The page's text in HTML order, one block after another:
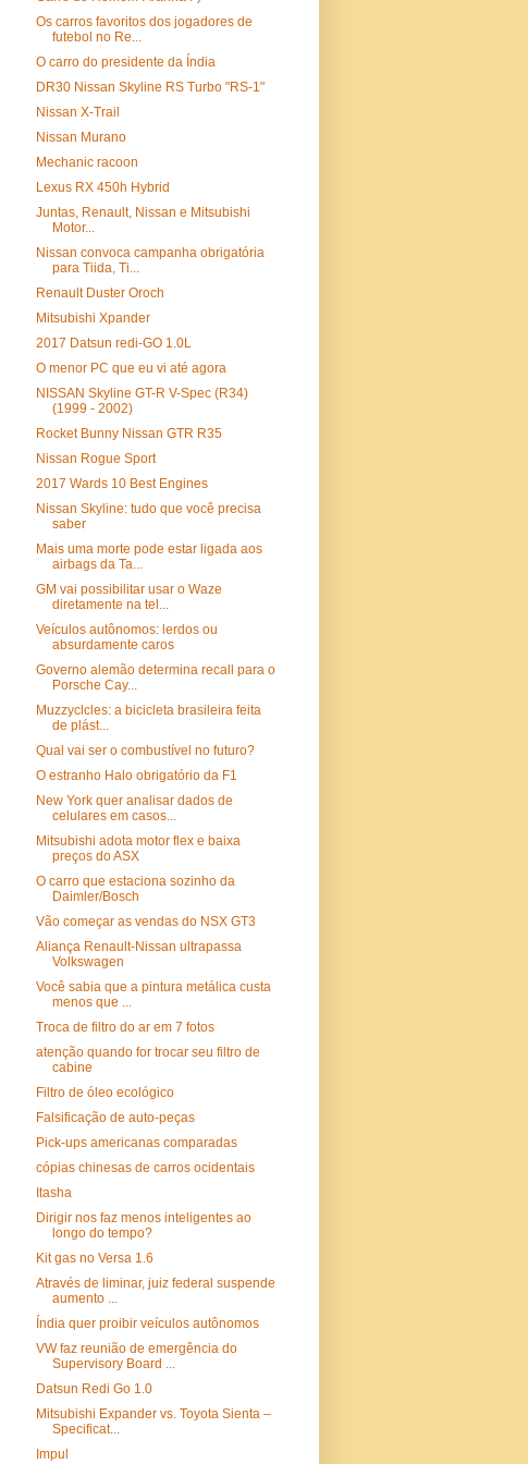
Os carros favoritos dos jogadores de
futebol no Re...
O carro do presidente da Índia
DR30 Nissan Skyline RS Turbo "RS-1"
Nissan X-Trail
Nissan Murano
Mechanic racoon
Lexus RX 450h Hybrid
Juntas, Renault, Nissan e Mitsubishi
Motor...
Nissan convoca campanha obrigatória
para Tiida, Ti...
Renault Duster Oroch
Mitsubishi Xpander
2017 Datsun redi-GO 1.0L
O menor PC que eu vi até agora
NISSAN Skyline GT-R V-Spec (R34)
(1999 - 2002)
Rocket Bunny Nissan GTR R35
Nissan Rogue Sport
2017 Wards 10 Best Engines
Nissan Skyline: tudo que você precisa
saber
Mais uma morte pode estar ligada aos
airbags da Ta...
GM vai possibilitar usar o Waze
diretamente na tel...
Veículos autônomos: lerdos ou
absurdamente caros
Governo alemão determina recall para o
Porsche Cay...
Muzzyclcles: a bicicleta brasileira feita
de plást...
Qual vai ser o combustível no futuro?
O estranho Halo obrigatório da F1
New York quer analisar dados de
celulares em casos...
Mitsubishi adota motor flex e baixa
preços do ASX
O carro que estaciona sozinho da
Daimler/Bosch
Vão começar as vendas do NSX GT3
Aliança Renault-Nissan ultrapassa
Volkswagen
Você sabia que a pintura metálica custa
menos que ...
Troca de filtro do ar em 7 fotos
atenção quando for trocar seu filtro de
cabine
Filtro de óleo ecológico
Falsificação de auto-peças
Pick-ups americanas comparadas
cópias chinesas de carros ocidentais
Itasha
Dirigir nos faz menos inteligentes ao
longo do tempo?
Kit gas no Versa 1.6
Através de liminar, juiz federal suspende
aumento ...
Índia quer proibir veículos autônomos
VW faz reunião de emergência do
Supervisory Board ...
Datsun Redi Go 1.0
Mitsubishi Expander vs. Toyota Sienta –
Specificat...
Impul